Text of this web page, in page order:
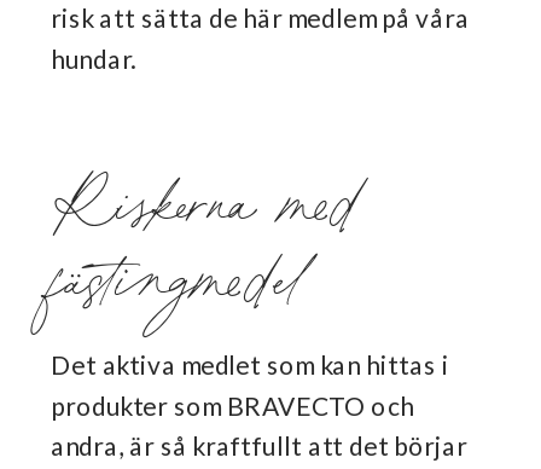
risk att sätta de här medlem på våra
hundar.
Riskerna med
fästingmedel
Det aktiva medlet som kan hittas i
produkter som BRAVECTO och
andra, är så kraftfullt att det börjar